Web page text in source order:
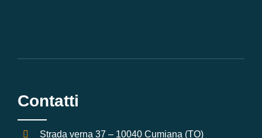
Contatti
Strada verna 37 – 10040 Cumiana (TO)